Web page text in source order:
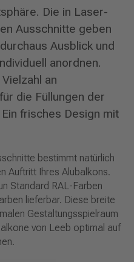
Die in Laser-
Ausschnitte geben
Ausblick und
anordnen.
an
die Füllungen der
frisches Design mit
bestimmt natürlich
Auftritt Ihres Alubalkons.
Standard RAL-Farben
lieferbar. Diese breite
Gestaltungsspielraum
von Leeb optimal auf